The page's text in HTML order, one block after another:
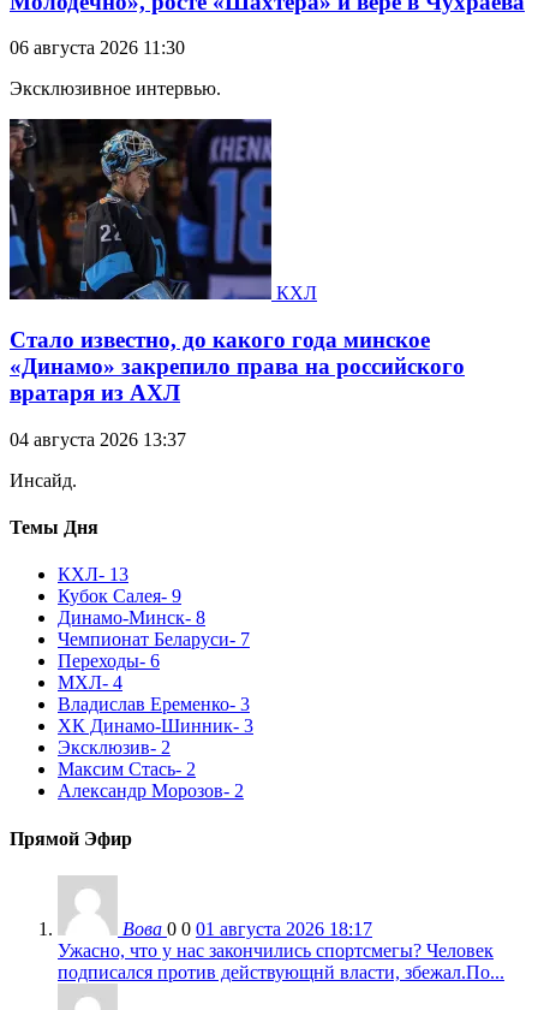
06 августа 2026 11:30
Эксклюзивное интервью.
КХЛ
Стало известно, до какого года минское
«Динамо» закрепило права на российского
вратаря из АХЛ
04 августа 2026 13:37
Инсайд.
Темы Дня
КХЛ- 13
Кубок Салея- 9
Динамо-Минск- 8
Чемпионат Беларуси- 7
Переходы- 6
МХЛ- 4
Владислав Еременко- 3
ХК Динамо-Шинник- 3
Эксклюзив- 2
Максим Стась- 2
Александр Морозов- 2
Прямой Эфир
Вова 0 0 01 августа 2026 18:17
Ужасно, что у нас закончились спортсмегы? Человек
подписался против действующнй власти, збежал.По...